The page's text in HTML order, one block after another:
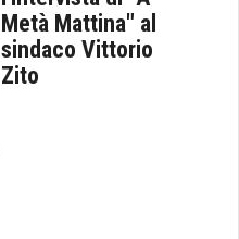
Metà Mattina" al
sindaco Vittorio
Zito